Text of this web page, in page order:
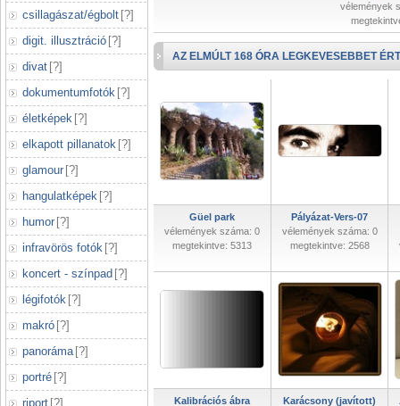
csillagászat/égbolt [?]
digit. illusztráció [?]
divat [?]
dokumentumfotók [?]
életképek [?]
elkapott pillanatok [?]
glamour [?]
hangulatképek [?]
humor [?]
infravörös fotók [?]
koncert - színpad [?]
légifotók [?]
makró [?]
panoráma [?]
portré [?]
riport [?]
vélemények
AZ ELMÚLT 168 ÓRA LEGKEVESEBBET
Güel park
vélemények száma: 0
megtekintve: 5313
Pályázat-Vers-07
vélemények száma: 0
megtekintve: 2568
Kalibrációs ábra
Karácsony (javított)